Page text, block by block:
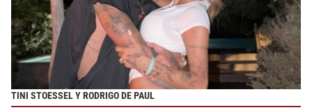
TINI STOESSEL Y RODRIGO DE PAUL